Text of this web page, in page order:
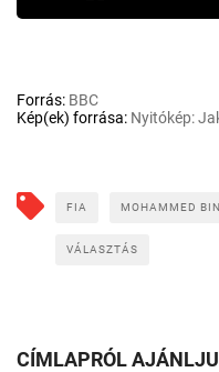
Forrás: BBC
Kép(ek) forrása: Nyitókép:
FIA MOHAMMED
VÁLASZTÁS
CÍMLAPRÓL